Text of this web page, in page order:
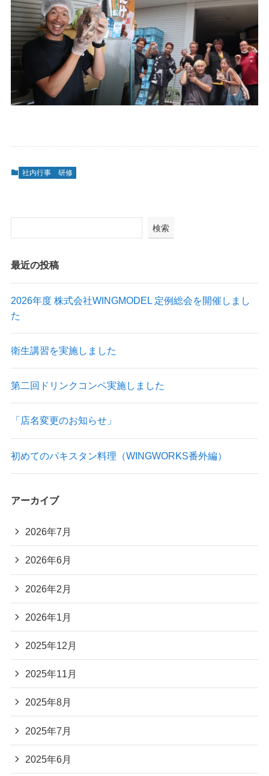
社内行事 研修
検索
最近の投稿
2026年度 株式会社WINGMODEL 定例総会を開催しまし
た
衛生講習を実施しました
第二回ドリンクコンペ実施しました
「店名変更のお知らせ」
初めてのパキスタン料理（WINGWORKS番外編）
アーカイブ
2026年7月
2026年6月
2026年2月
2026年1月
2025年12月
2025年11月
2025年8月
2025年7月
2025年6月